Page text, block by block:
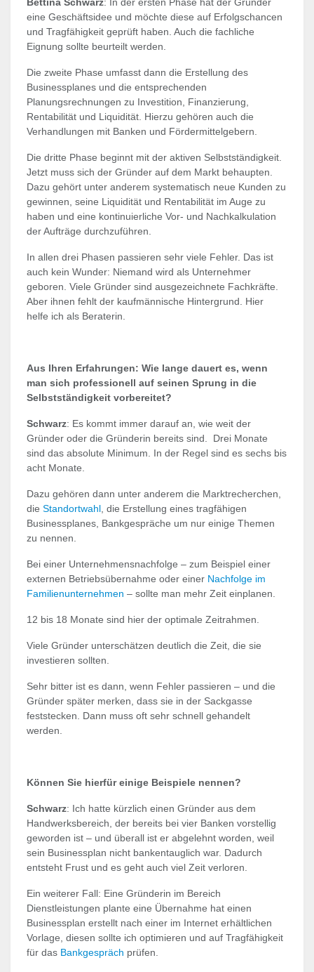
Bettina Schwarz: In der ersten Phase hat der Gründer
eine Geschäftsidee und möchte diese auf Erfolgschancen
und Tragfähigkeit geprüft haben. Auch die fachliche
Eignung sollte beurteilt werden.
Die zweite Phase umfasst dann die Erstellung des
Businessplanes und die entsprechenden
Planungsrechnungen zu Investition, Finanzierung,
Rentabilität und Liquidität. Hierzu gehören auch die
Verhandlungen mit Banken und Fördermittelgebern.
Die dritte Phase beginnt mit der aktiven Selbstständigkeit.
Jetzt muss sich der Gründer auf dem Markt behaupten.
Dazu gehört unter anderem systematisch neue Kunden zu
gewinnen, seine Liquidität und Rentabilität im Auge zu
haben und eine kontinuierliche Vor- und Nachkalkulation
der Aufträge durchzuführen.
In allen drei Phasen passieren sehr viele Fehler. Das ist
auch kein Wunder: Niemand wird als Unternehmer
geboren. Viele Gründer sind ausgezeichnete Fachkräfte.
Aber ihnen fehlt der kaufmännische Hintergrund. Hier
helfe ich als Beraterin.
Aus Ihren Erfahrungen: Wie lange dauert es, wenn
man sich professionell auf seinen Sprung in die
Selbstständigkeit vorbereitet?
Schwarz: Es kommt immer darauf an, wie weit der
Gründer oder die Gründerin bereits sind. Drei Monate
sind das absolute Minimum. In der Regel sind es sechs bis
acht Monate.
Dazu gehören dann unter anderem die Marktrecherchen,
dieStandortwahl, die Erstellung eines tragfähigen
Businessplanes, Bankgespräche um nur einige Themen
zu nennen.
Bei einer Unternehmensnachfolge – zum Beispiel einer
externen Betriebsübernahme oder einer Nachfolge im
Familienunternehmen – sollte man mehr Zeit einplanen.
12 bis 18 Monate sind hier der optimale Zeitrahmen.
Viele Gründer unterschätzen deutlich die Zeit, die sie
investieren sollten.
Sehr bitter ist es dann, wenn Fehler passieren – und die
Gründer später merken, dass sie in der Sackgasse
feststecken. Dann muss oft sehr schnell gehandelt
werden.
Können Sie hierfür einige Beispiele nennen?
Schwarz: Ich hatte kürzlich einen Gründer aus dem
Handwerksbereich, der bereits bei vier Banken vorstellig
geworden ist – und überall ist er abgelehnt worden, weil
sein Businessplan nicht bankentauglich war. Dadurch
entsteht Frust und es geht auch viel Zeit verloren.
Ein weiterer Fall: Eine Gründerin im Bereich
Dienstleistungen plante eine Übernahme hat einen
Businessplan erstellt nach einer im Internet erhältlichen
Vorlage, diesen sollte ich optimieren und auf Tragfähigkeit
für das Bankgespräch prüfen.